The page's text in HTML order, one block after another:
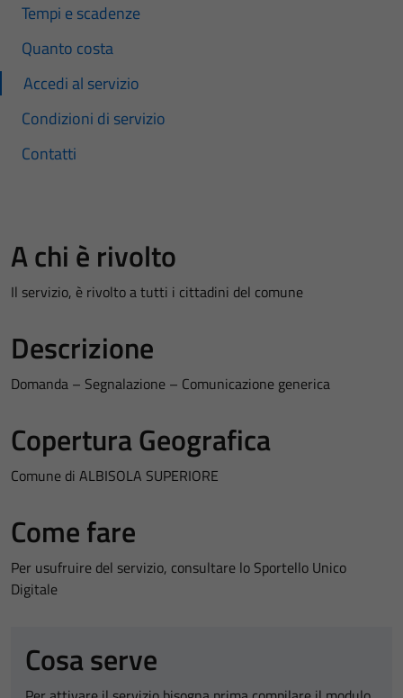
Tempi e scadenze
Quanto costa
Accedi al servizio
Condizioni di servizio
Contatti
A chi è rivolto
Il servizio, è rivolto a tutti i cittadini del comune
Descrizione
Domanda – Segnalazione – Comunicazione generica
Copertura Geografica
Comune di ALBISOLA SUPERIORE
Come fare
Per usufruire del servizio, consultare lo Sportello Unico
Digitale
Cosa serve